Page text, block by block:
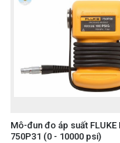
Mô-đun đo áp suất FLUKE
750P31 (0 - 10000 psi)